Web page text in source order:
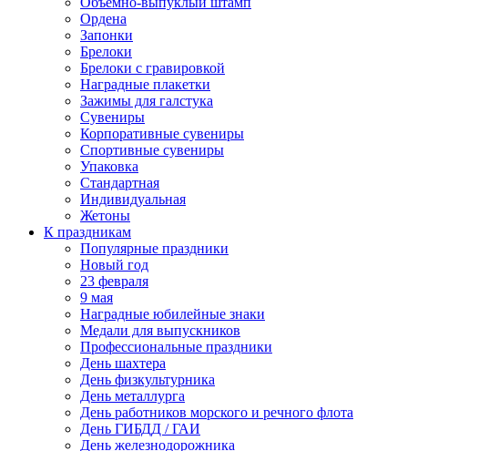
Ордена
Запонки
Брелоки
Брелоки с гравировкой
Наградные плакетки
Зажимы для галстука
Сувениры
Корпоративные сувениры
Спортивные сувениры
Упаковка
Стандартная
Индивидуальная
Жетоны
К праздникам
Популярные праздники
Новый год
23 февраля
9 мая
Наградные юбилейные знаки
Медали для выпускников
Профессиональные праздники
День шахтера
День физкультурника
День металлурга
День работников морского и речного флота
День ГИБДД / ГАИ
День железнодорожника